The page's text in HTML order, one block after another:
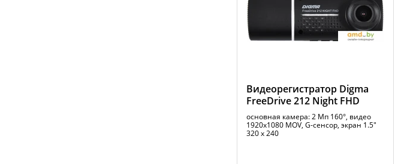
Видеорегистратор Digma
FreeDrive 212 Night FHD
основная камера: 2 Мп 160°, видео
1920x1080 MOV, G-сенсор, экран 1.5"
320 x 240